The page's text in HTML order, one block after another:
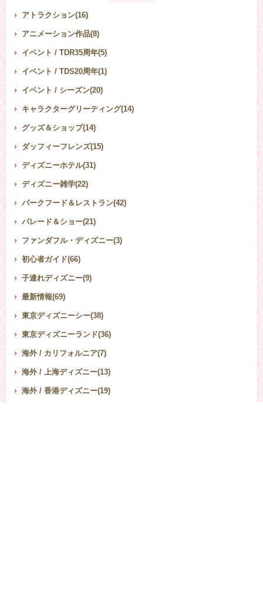
アトラクション(16)
アニメーション作品(8)
イベント / TDR35周年(5)
イベント / TDS20周年(1)
イベント / シーズン(20)
キャラクターグリーティング(14)
グッズ＆ショップ(14)
ダッフィーフレンズ(15)
ディズニーホテル(31)
ディズニー雑学(22)
パークフード＆レストラン(42)
パレード＆ショー(21)
ファンダフル・ディズニー(3)
初心者ガイド(66)
子連れディズニー(9)
最新情報(69)
東京ディズニーシー(38)
東京ディズニーランド(36)
海外 / カリフォルニア(7)
海外 / 上海ディズニー(13)
海外 / 香港ディズニー(19)